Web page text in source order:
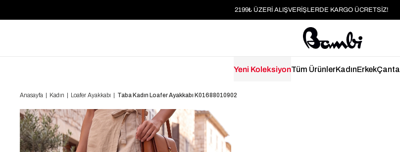
MOBİL UYGULAMAYA ÖZEL İLK ALIŞVERİŞİNİZE %5 İNDİRİM
HER SİPARİŞTE %2 PARAPUAN
2199₺ ÜZERİ ALIŞVERİŞLERDE KARGO ÜCRETSİZ!
Yeni KoleksiyonTüm ÜrünlerKadınErkekÇanta
Anasayfa Kadın Loafer Ayakkabı Taba Kadın Loafer Ayakkabı K01688010902